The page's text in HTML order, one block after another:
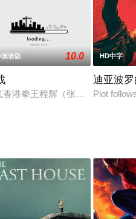
派斗争不断，风云诡谲。 一位
国语版 10.0
香港拳王程辉（张家辉 饰），
HD中字
迪亚波
Plot